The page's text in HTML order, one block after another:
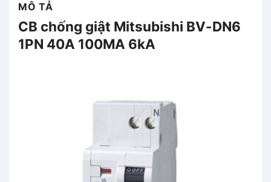
MÔ TẢ
CB chống giật Mitsubishi BV-DN6
1PN 40A 100MA 6kA